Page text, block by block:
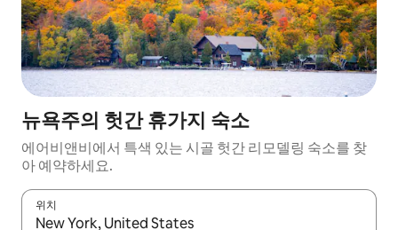
뉴욕주의 헛간 휴가지 숙소
에어비앤비에서 특색 있는 시골 헛간 리모델링 숙소를 찾
아 예약하세요.
위치
결과가 나오면 위·아래 화살표 키를 사용하거나 터치 또는 스와이